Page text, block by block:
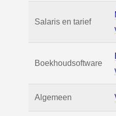
Salaris en tarief
Boekhoudsoftware
Algemeen